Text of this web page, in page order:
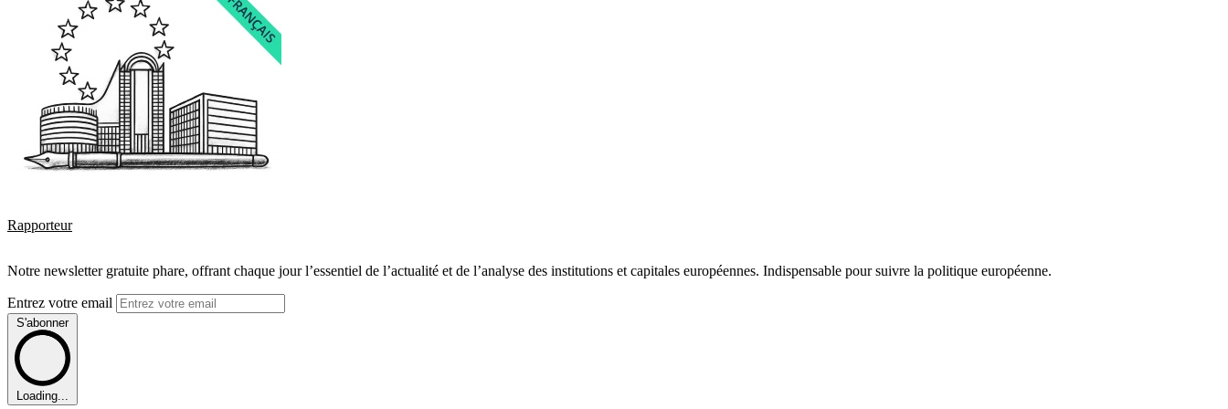
Rapporteur
Notre newsletter gratuite phare, offrant chaque jour l’essentiel de l’actualité et de l’analyse des institutions et capitales européennes. Indispensable pour suivre la politique européenne.
Entrez votre email
S'abonner
Loading...